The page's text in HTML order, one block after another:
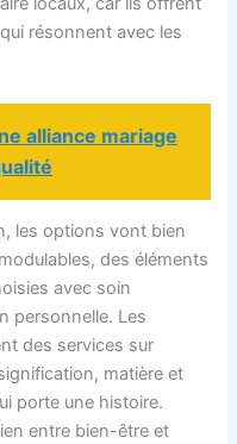
résonnent avec les
alliance mariage
les options vont bien
des éléments
avec soin
personnelle. Les
des services sur
matière et
porte une histoire.
entre bien-être et